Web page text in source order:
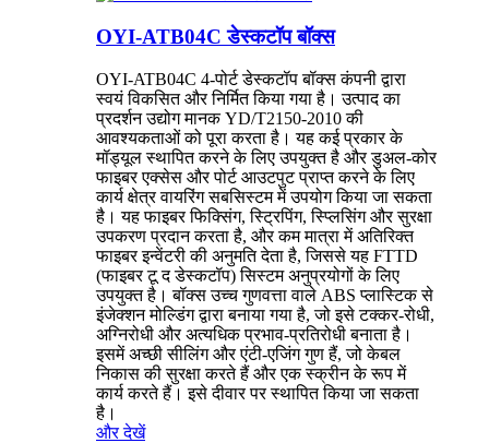
OYI-ATB04C डेस्कटॉप बॉक्स
OYI-ATB04C 4-पोर्ट डेस्कटॉप बॉक्स कंपनी द्वारा
स्वयं विकसित और निर्मित किया गया है। उत्पाद का
प्रदर्शन उद्योग मानक YD/T2150-2010 की
आवश्यकताओं को पूरा करता है। यह कई प्रकार के
मॉड्यूल स्थापित करने के लिए उपयुक्त है और डुअल-कोर
फाइबर एक्सेस और पोर्ट आउटपुट प्राप्त करने के लिए
कार्य क्षेत्र वायरिंग सबसिस्टम में उपयोग किया जा सकता
है। यह फाइबर फिक्सिंग, स्ट्रिपिंग, स्प्लिसिंग और सुरक्षा
उपकरण प्रदान करता है, और कम मात्रा में अतिरिक्त
फाइबर इन्वेंटरी की अनुमति देता है, जिससे यह FTTD
(फाइबर टू द डेस्कटॉप) सिस्टम अनुप्रयोगों के लिए
उपयुक्त है। बॉक्स उच्च गुणवत्ता वाले ABS प्लास्टिक से
इंजेक्शन मोल्डिंग द्वारा बनाया गया है, जो इसे टक्कर-रोधी,
अग्निरोधी और अत्यधिक प्रभाव-प्रतिरोधी बनाता है।
इसमें अच्छी सीलिंग और एंटी-एजिंग गुण हैं, जो केबल
निकास की सुरक्षा करते हैं और एक स्क्रीन के रूप में
कार्य करते हैं। इसे दीवार पर स्थापित किया जा सकता
है।
और देखें